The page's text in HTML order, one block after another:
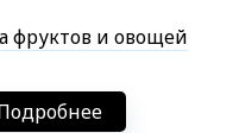
фруктов и овощей